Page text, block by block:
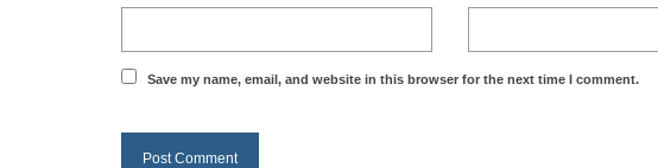
Save my name, email, and website in this browser for the next time I comment.